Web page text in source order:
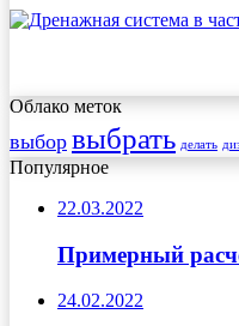
Облако меток
выбор выбрать делать
Популярное
22.03.2022
Примерный
24.02.2022